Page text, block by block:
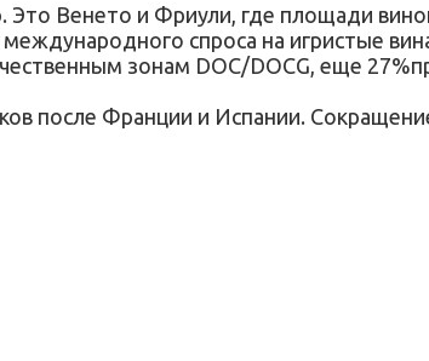
Венето и Фриули, где площади
спроса на игристые
зонам DOC/DOCG, еще
после Франции и Испании.